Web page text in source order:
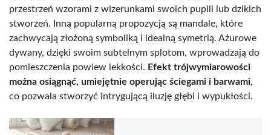
przestrzeń wzorami z wizerunkami swoich pupili lub dzikich
stworzeń. Inną popularną propozycją są mandale, które
zachwycają złożoną symboliką i idealną symetrią. Ażurowe
dywany, dzięki swoim subtelnym splotom, wprowadzają do
pomieszczenia powiew lekkości. Efekt trójwymiarowości
można osiągnąć, umiejętnie operując ściegami i barwami,
co pozwala stworzyć intrygującą iluzję głębi i wypukłości.